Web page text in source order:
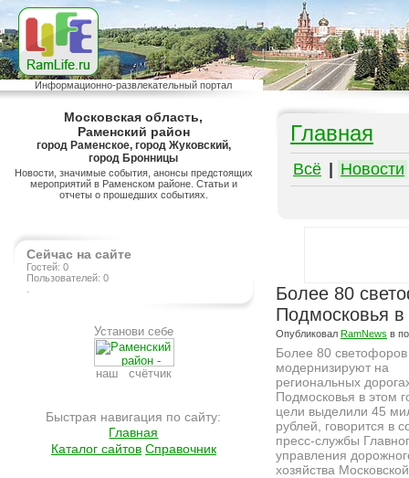
Информационно-развлекательный портал
Московская область,
Раменский район
город Раменское, город Жуковский,
город Бронницы
Новости, значимые события, анонсы предстоящих
мероприятий в Раменском районе. Статьи и
отчеты о прошедших событиях.
Сейчас на сайте
Гостей: 0
Пользователей: 0
Установи себе
наш счётчик
Быстрая навигация по сайту:
Главная
Каталог сайтов Справочник
Главная
Всё Новости
Более 80
Подмосковья в
Опубликовал RamNews в
Более 80 светофоров
модернизируют на
региональных
Подмосковья в этом
цели выделили 45
рублей, говорится в
пресс-службы
управления
хозяйства